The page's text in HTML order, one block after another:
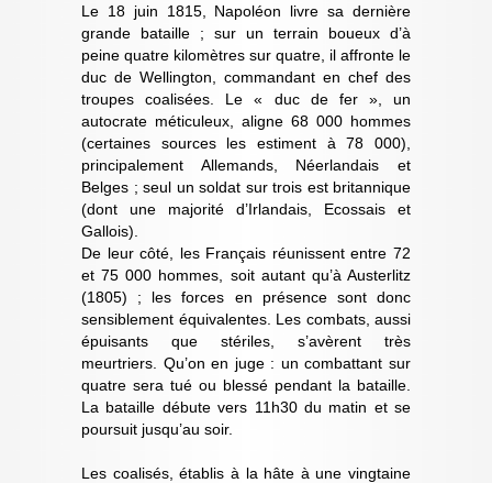
Le 18 juin 1815, Napoléon livre sa dernière
grande bataille ; sur un terrain boueux d’à
peine quatre kilomètres sur quatre, il affronte le
duc de Wellington, commandant en chef des
troupes coalisées. Le « duc de fer », un
autocrate méticuleux, aligne 68 000 hommes
(certaines sources les estiment à 78 000),
principalement Allemands, Néerlandais et
Belges ; seul un soldat sur trois est britannique
(dont une majorité d’Irlandais, Ecossais et
Gallois).
De leur côté, les Français réunissent entre 72
et 75 000 hommes, soit autant qu’à Austerlitz
(1805) ; les forces en présence sont donc
sensiblement équivalentes. Les combats, aussi
épuisants que stériles, s’avèrent très
meurtriers. Qu’on en juge : un combattant sur
quatre sera tué ou blessé pendant la bataille.
La bataille débute vers 11h30 du matin et se
poursuit jusqu’au soir.
Les coalisés, établis à la hâte à une vingtaine